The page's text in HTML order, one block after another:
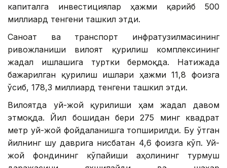
капиталга инвестициялар ҳажми қарийб 500
миллиард тенгени ташкил этди.
Саноат ва транспорт инфратузилмасининг
ривожланиши вилоят қурилиш комплексининг
жадал ишлашига туртки бермоқда. Натижада
бажарилган қурилиш ишлари ҳажми 11,8 фоизга
ўсиб, 178,3 миллиард тенгени ташкил этди.
Вилоятда уй-жой қурилиши ҳам жадал давом
этмоқда. Йил бошидан бери 275 минг квадрат
метр уй-жой фойдаланишга топширилди. Бу ўтган
йилнинг шу даврига нисбатан 4,6 фоизга кўп. Уй-
жой фондининг кўпайиши аҳолининг турмуш